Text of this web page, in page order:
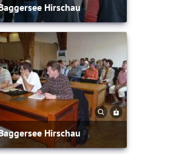
Baggersee Hirschau
Baggersee Hirschau